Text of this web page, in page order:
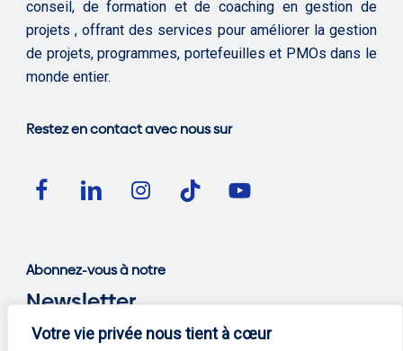
Votre vie privée nous tient à cœur
conseil, de formation et de coaching en gestion de
projets , offrant des services pour améliorer la gestion
de projets, programmes, portefeuilles et PMOs dans le
monde entier.
Restez en contact avec nous sur
Abonnez-vous à notre
Newsletter